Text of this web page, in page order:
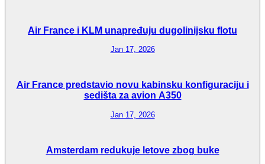
Air France i KLM unapređuju dugolinijsku flotu
Jan 17, 2026
Air France predstavio novu kabinsku konfiguraciju i
sedišta za avion A350
Jan 17, 2026
Amsterdam redukuje letove zbog buke